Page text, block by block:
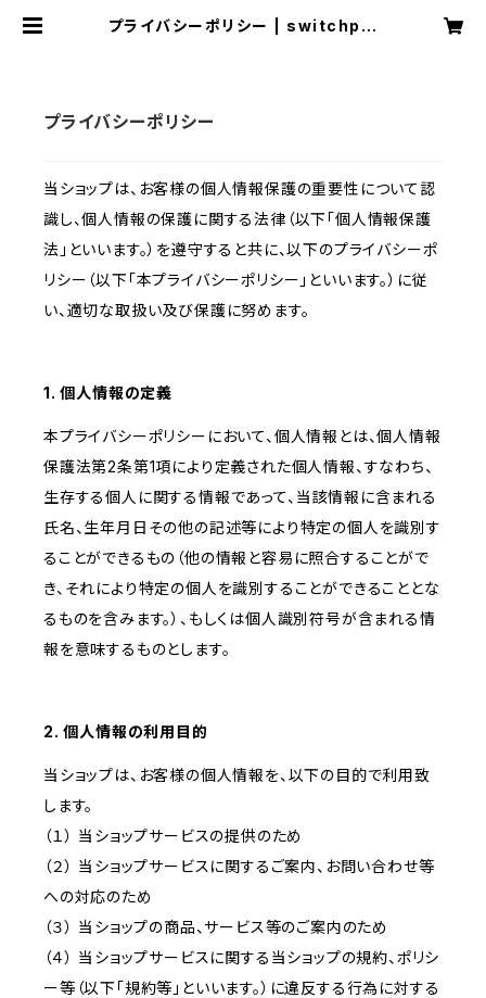
プライバシーポリシー | switchpla
プライバシーポリシー
当ショップは、お客様の個人情報保護の重要性について認
識し、個人情報の保護に関する法律（以下「個人情報保護
法」といいます。）を遵守すると共に、以下のプライバシーポ
リシー（以下「本プライバシーポリシー」といいます。）に従
い、適切な取扱い及び保護に努めます。
1. 個人情報の定義
本プライバシーポリシーにおいて、個人情報とは、個人情報
保護法第2条第1項により定義された個人情報、すなわち、
生存する個人に関する情報であって、当該情報に含まれる
氏名、生年月日その他の記述等により特定の個人を識別す
ることができるもの（他の情報と容易に照合することがで
き、それにより特定の個人を識別することができることとな
るものを含みます。）、もしくは個人識別符号が含まれる情
報を意味するものとします。
2. 個人情報の利用目的
当ショップは、お客様の個人情報を、以下の目的で利用致
します。
（１） 当ショップサービスの提供のため
（２） 当ショップサービスに関するご案内、お問い合わせ等
への対応のため
（３） 当ショップの商品、サービス等のご案内のため
（４） 当ショップサービスに関する当ショップの規約、ポリシ
ー等（以下「規約等」といいます。）に違反する行為に対する